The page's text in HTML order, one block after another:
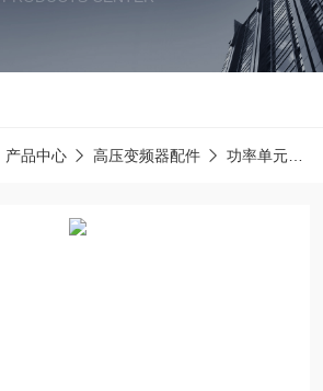
产品中心 高压变频器配件 功率单元